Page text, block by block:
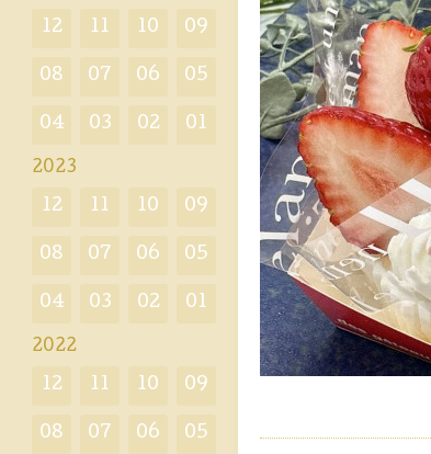
12 11 10 09
08 07 06 05
04 03 02 01
2023
12 11 10 09
08 07 06 05
04 03 02 01
2022
12 11 10 09
08 07 06 05